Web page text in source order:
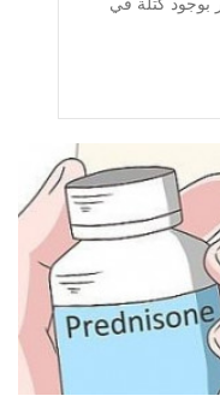
بوجود كتلة في